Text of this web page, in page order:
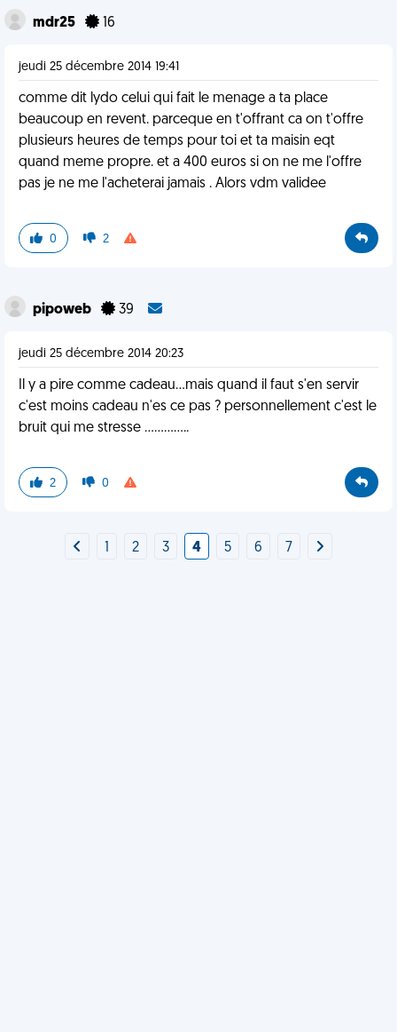
mdr25 16
jeudi 25 décembre 2014 19:41
comme dit lydo celui qui fait le menage a ta place
beaucoup en revent. parceque en t'offrant ca on t'offre
plusieurs heures de temps pour toi et ta maisin eqt
quand meme propre. et a 400 euros si on ne me l'offre
pas je ne me l'acheterai jamais . Alors vdm validee
0 2
pipoweb 39
jeudi 25 décembre 2014 20:23
Il y a pire comme cadeau...mais quand il faut s'en servir
c'est moins cadeau n'es ce pas ? personnellement c'est le
bruit qui me stresse ..............
2 0
2 3 4 5 6 7